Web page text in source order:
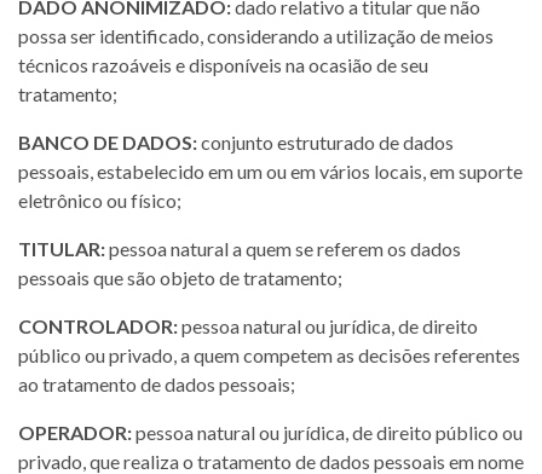
DADO ANONIMIZADO:dado relativo a titular que não
possa ser identificado, considerando a utilização de meios
técnicos razoáveis e disponíveis na ocasião de seu
tratamento;
BANCO DE DADOS:conjunto estruturado de dados
pessoais, estabelecido em um ou em vários locais, em suporte
eletrônico ou físico;
TITULAR:pessoa natural a quem se referem os dados
pessoais que são objeto de tratamento;
CONTROLADOR:pessoa natural ou jurídica, de direito
público ou privado, a quem competem as decisões referentes
ao tratamento de dados pessoais;
OPERADOR:pessoa natural ou jurídica, de direito público ou
privado, que realiza o tratamento de dados pessoais em nome